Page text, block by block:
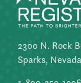
2300 N. Rock
Sparks,